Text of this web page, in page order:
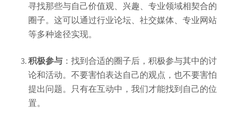
寻找那些与自己价值观、兴趣、专业领域相契合的
圈子。这可以通过行业论坛、社交媒体、专业网站
等多种途径实现。
积极参与：找到合适的圈子后，积极参与其中的讨
论和活动。不要害怕表达自己的观点，也不要害怕
提出问题。只有在互动中，我们才能找到自己的位
置。